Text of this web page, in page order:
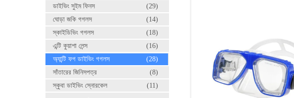
ডাইভিং সুইম ফিনস
(29)
ঘোড়া জকি গগলস
(14)
স্কাইডিভিং গগলস
(18)
এন্টি কুয়াশা লেন্স
(16)
অ্যান্টি ফগ ডাইভিং গগলস
(28)
সাঁতারের জিনিসপত্র
(8)
স্কুবা ডাইভিং স্নোরকেল
(11)